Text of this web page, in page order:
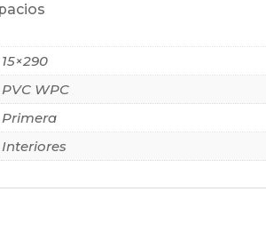
15×290
PVC WPC
Primera
Interiores